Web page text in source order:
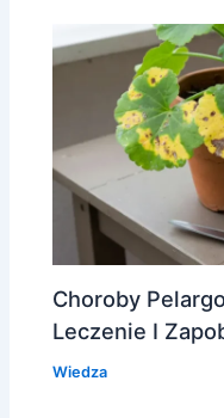
Choroby
Leczenie I
Wiedza